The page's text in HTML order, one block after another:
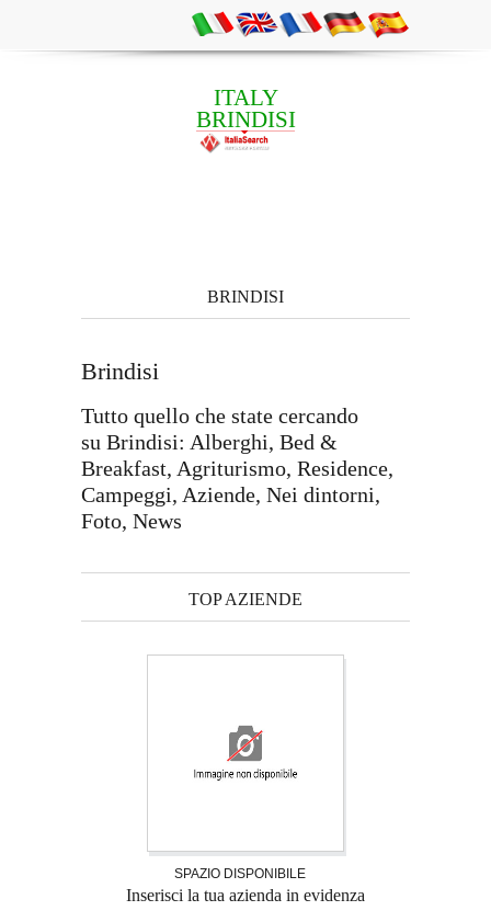
ITALY
BRINDISI
BRINDISI
Brindisi
Tutto quello che state cercando
su Brindisi: Alberghi, Bed &
Breakfast, Agriturismo, Residence,
Campeggi, Aziende, Nei dintorni,
Foto, News
TOP AZIENDE
SPAZIO DISPONIBILE
Inserisci la tua azienda in evidenza